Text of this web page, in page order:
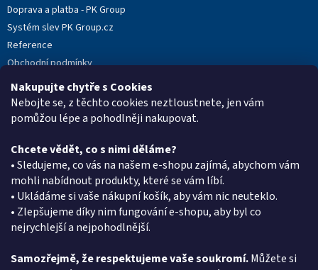
Nakupujte chytře s Cookies
Nebojte se, z těchto cookies neztloustnete, jen vám
pomůžou lépe a pohodlněji nakupovat.
Chcete vědět, co s nimi děláme?
• Sledujeme, co vás na našem e-shopu zajímá, abychom vám
mohli nabídnout produkty, které se vám líbí.
• Ukládáme si vaše nákupní košík, aby vám nic neuteklo.
• Zlepšujeme díky nim fungování e-shopu, aby byl co
nejrychlejší a nejpohodlnější.
Samozřejmě, že respektujeme vaše soukromí.Můžete si
Doprava a platba - PK Group
Systém slev PK Group.cz
Reference
Obchodní podmínky
Podmínky ochrany osobních údajů
Reklamační protokol
Kontakt
eshop@pkgroup.cz
+420603331993
+420734621131